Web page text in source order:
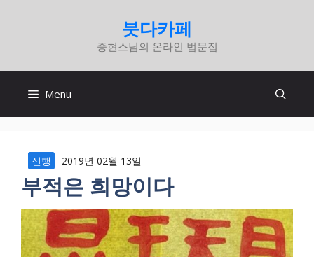
로
붓다카페
중현스님의 온라인 법문집
Menu
신행 2019년 02월 13일
부적은 희망이다